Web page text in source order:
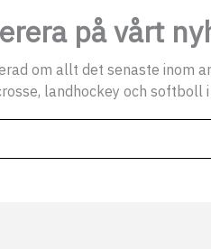
på vårt
om allt det senaste inom
landhockey och softboll i